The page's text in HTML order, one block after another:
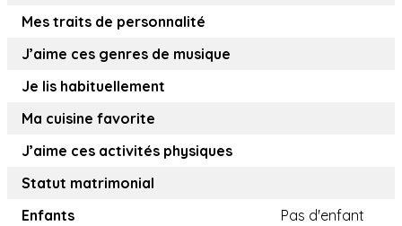
Mes traits de personnalité
J’aime ces genres de musique
Je lis habituellement
Ma cuisine favorite
J’aime ces activités physiques
Statut matrimonial
Enfants
Pas d'enfant